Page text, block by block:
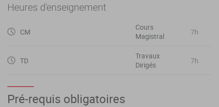
3. Mettre en place et mesurer l’impact d’une campagne
digitale et être capable d’analyser les résultats.
Heures d'enseignement
CM
Cours
Magistral
7h
TD
Travaux
Dirigés
7h
Pré-requis obligatoires